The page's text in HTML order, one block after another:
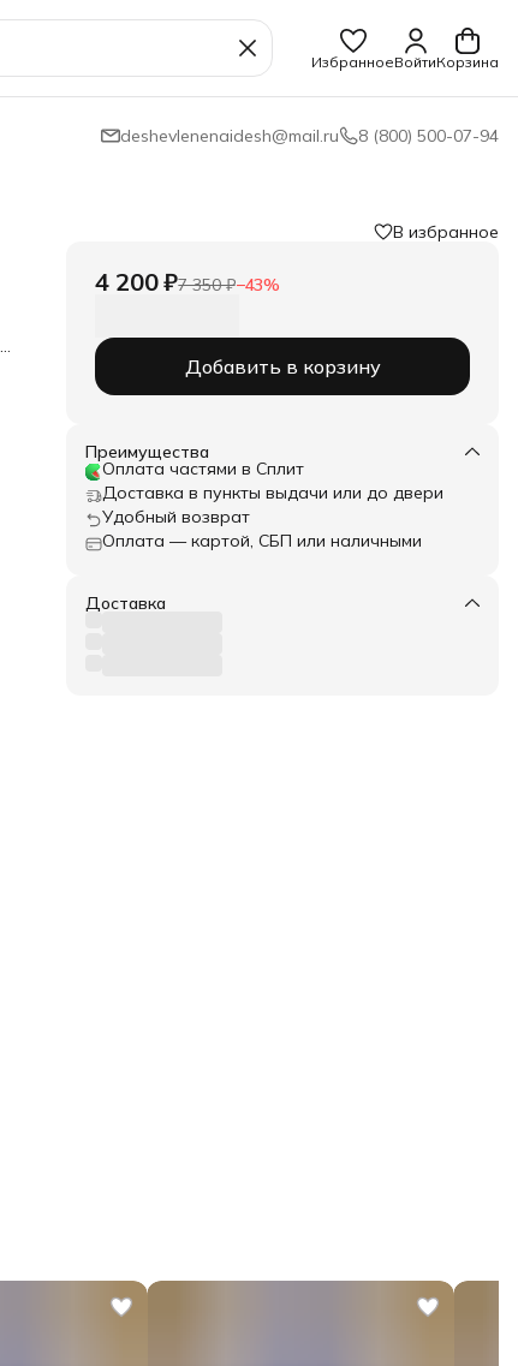
ИзбранноеВойтиКорзина
deshevlenenaidesh@mail.ru 8 (800) 500-07-94
В избранное
4 200 ₽7 350 ₽−43%
Добавить в корзину
Преимущества
Оплата частями в Сплит
Доставка в пункты выдачи или до двери
Удобный возврат
Оплата — картой, СБП или наличными
Доставка